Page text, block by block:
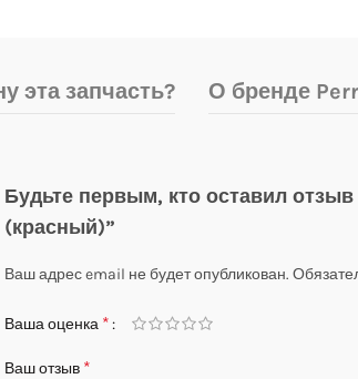
эта запчасть? О бренде
Будьте первым, кто оставил
(красный)”
Ваш адрес email не будет опубликован.
Ваша оценка *
Ваш отзыв *